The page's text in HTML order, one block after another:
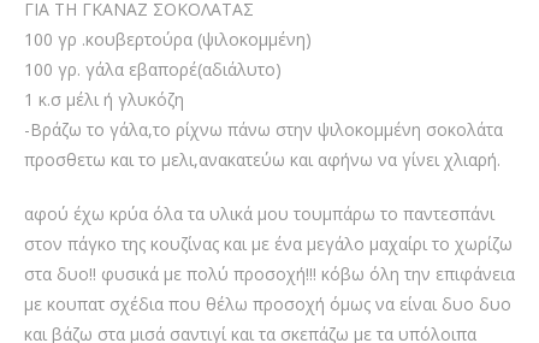
ΓΙΑ ΤΗ ΓΚΑΝΑΖ ΣΟΚΟΛΑΤΑΣ
100 γρ .κουβερτούρα (ψιλοκομμένη)
100 γρ. γάλα εβαπορέ(αδιάλυτο)
1 κ.σ μέλι ή γλυκόζη
-Βράζω το γάλα,το ρίχνω πάνω στην ψιλοκομμένη σοκολάτα
προσθετω και το μελι,ανακατεύω και αφήνω να γίνει χλιαρή.
αφού έχω κρύα όλα τα υλικά μου τουμπάρω το παντεσπάνι
στον πάγκο της κουζίνας και με ένα μεγάλο μαχαίρι το χωρίζω
στα δυο!! φυσικά με πολύ προσοχή!!! κόβω όλη την επιφάνεια
με κουπατ σχέδια που θέλω προσοχή όμως να είναι δυο δυο
και βάζω στα μισά σαντιγί και τα σκεπάζω με τα υπόλοιπα